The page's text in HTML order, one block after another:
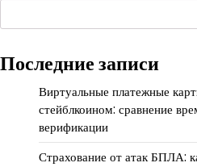
Последние записи
Виртуальные платежные
стейблкоином: сравнение
верификации
Страхование от атак БПЛА: